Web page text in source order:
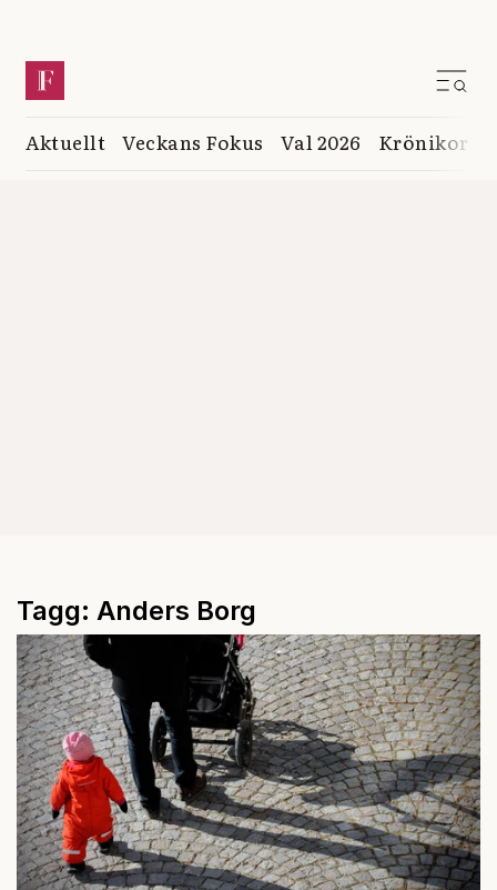
Aktuellt Veckans Fokus Val 2026 Krönikor
Tagg: Anders Borg